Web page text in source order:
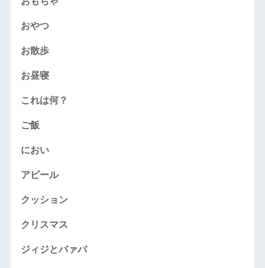
おやつ
お散歩
お昼寝
これは何？
ご飯
におい
アピール
クッション
クリスマス
ジィジとバァバ